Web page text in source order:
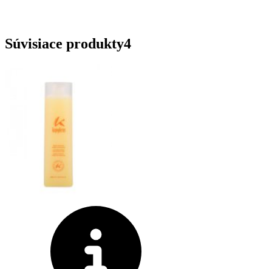
Súvisiace produkty4